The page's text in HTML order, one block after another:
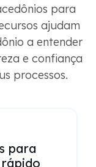
para
ajudam
a entender
e confiança
processos.
Guia